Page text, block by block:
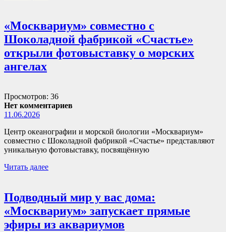
«Москвариум» совместно с
Шоколадной фабрикой «Счастье»
открыли фотовыставку о морских
ангелах
Просмотров: 36
Нет комментариев
11.06.2026
Центр океанографии и морской биологии «Москвариум»
совместно с Шоколадной фабрикой «Счастье» представляют
уникальную фотовыставку, посвящённую
Читать далее
Подводный мир у вас дома:
«Москвариум» запускает прямые
эфиры из аквариумов